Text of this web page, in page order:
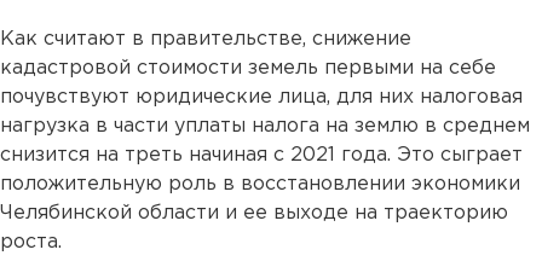
Как считают в правительстве, снижение
кадастровой стоимости земель первыми на себе
почувствуют юридические лица, для них налоговая
нагрузка в части уплаты налога на землю в среднем
снизится на треть начиная с 2021 года. Это сыграет
положительную роль в восстановлении экономики
Челябинской области и ее выходе на траекторию
роста.